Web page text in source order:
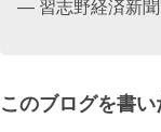
— 習志野経済新
このブログを書い